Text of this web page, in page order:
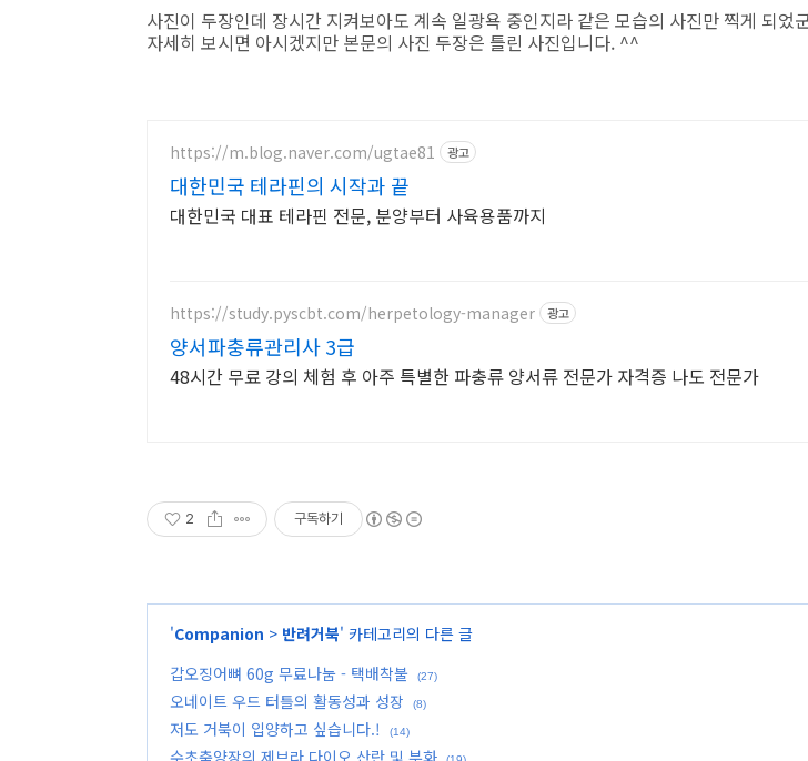
사진이 두장인데 장시간 지켜보아도 계속 일광욕 중인지라 같은 모습의 사진만 찍게 되었
자세히 보시면 아시겠지만 본문의 사진 두장은 틀린 사진입니다. ^^
https://m.blog.naver.com/ugtae81 광고
대한민국 테라핀의 시작과 끝
대한민국 대표 테라핀 전문, 분양부터 사육용품까지
https://study.pyscbt.com/herpetology-manager 광고
양서파충류관리사 3급
48시간 무료 강의 체험 후 아주 특별한 파충류 양서류 전문가 자격증 나도 전문가
2 구독하기
'Companion > 반려거북' 카테고리의 다른 글
갑오징어뼈 60g 무료나눔 - 택배착불
(27)
오네이트 우드 터틀의 활동성과 성장 (8)
저도 거북이 입양하고 싶습니다.! (14)
수초축양장의 제브라 다이오 산란 및 부화